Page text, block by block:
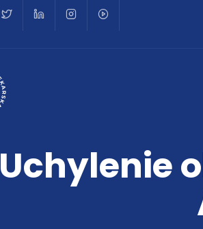
Uchylenie